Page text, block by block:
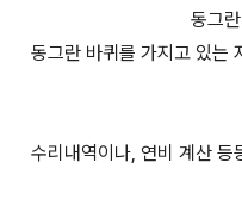
동그
동그란 바퀴를 가지고 있는
수리내역이나, 연비 계산 등